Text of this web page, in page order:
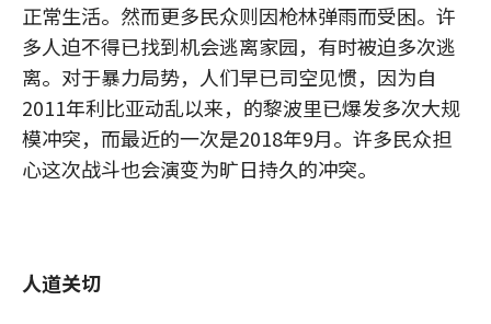
正常生活。然而更多民众则因枪林弹雨而受困。许
多人迫不得已找到机会逃离家园，有时被迫多次逃
离。对于暴力局势，人们早已司空见惯，因为自
2011年利比亚动乱以来，的黎波里已爆发多次大规
模冲突，而最近的一次是2018年9月。许多民众担
心这次战斗也会演变为旷日持久的冲突。
人道关切